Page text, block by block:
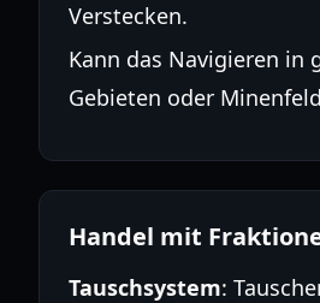
Verstecken.
Kann das Navigieren in
Gebieten oder
Handel mit
Tauschsystem: